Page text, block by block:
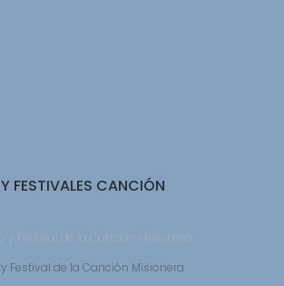
FESTIVALES CANCIÓN
Festival de la Canción Misionera